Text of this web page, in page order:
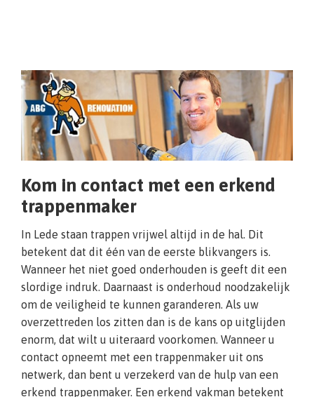
Kom in contact met een erkend
trappenmaker
In Lede staan trappen vrijwel altijd in de hal. Dit
betekent dat dit één van de eerste blikvangers is.
Wanneer het niet goed onderhouden is geeft dit een
slordige indruk. Daarnaast is onderhoud noodzakelijk
om de veiligheid te kunnen garanderen. Als uw
overzettreden los zitten dan is de kans op uitglijden
enorm, dat wilt u uiteraard voorkomen. Wanneer u
contact opneemt met een trappenmaker uit ons
netwerk, dan bent u verzekerd van de hulp van een
erkend trappenmaker. Een erkend vakman betekent